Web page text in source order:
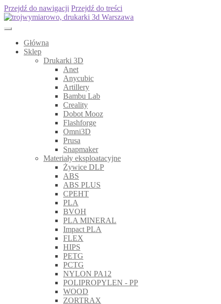
Przejdź do nawigacji Przejdź do treści
Główna
Sklep
Drukarki 3D
Anet
Anycubic
Artillery
Bambu Lab
Creality
Dobot Mooz
Flashforge
Omni3D
Prusa
Snapmaker
Materiały eksploatacyjne
Żywice DLP
ABS
ABS PLUS
CPEHT
PLA
BVOH
PLA MINERAL
Impact PLA
FLEX
HIPS
PETG
PCTG
NYLON PA12
POLIPROPYLEN - PP
WOOD
ZORTRAX